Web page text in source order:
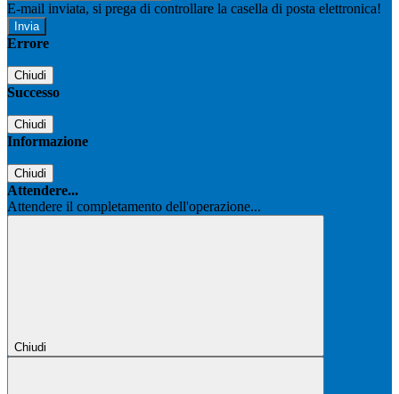
E-mail inviata, si prega di controllare la casella di posta elettronica!
Errore
Chiudi
Successo
Chiudi
Informazione
Chiudi
Attendere...
Attendere il completamento dell'operazione...
Chiudi